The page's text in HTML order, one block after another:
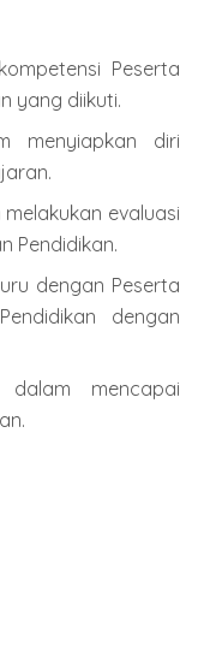
Peserta
yang diikuti.
menyiapkan diri
evaluasi
Pendidikan.
dengan Peserta
dengan
dalam mencapai